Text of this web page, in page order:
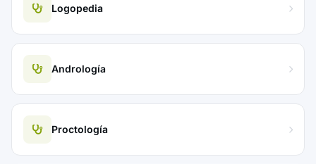
Logopedia
Andrología
Proctología